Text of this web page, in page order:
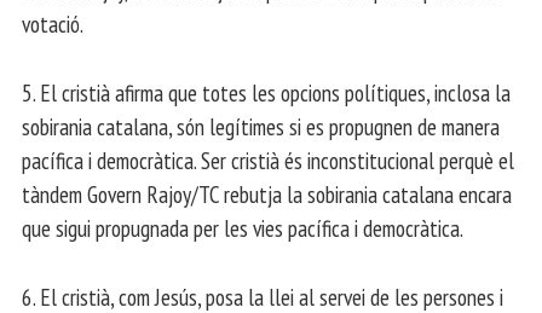
votació.
5. El cristià afirma que totes les opcions polítiques, inclosa la
sobirania catalana, són legítimes si es propugnen de manera
pacífica i democràtica. Ser cristià és inconstitucional perquè el
tàndem Govern Rajoy/TC rebutja la sobirania catalana encara
que sigui propugnada per les vies pacífica i democràtica.
6. El cristià, com Jesús, posa la llei al servei de les persones i